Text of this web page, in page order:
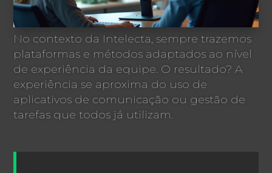
No contexto da Intelecta, sempre trazemos
plataformas e métodos adaptados ao nível
de experiência da equipe. O resultado? A
experiência se aproxima do uso de
aplicativos de comunicação ou gestão de
tarefas que todos já utilizam.